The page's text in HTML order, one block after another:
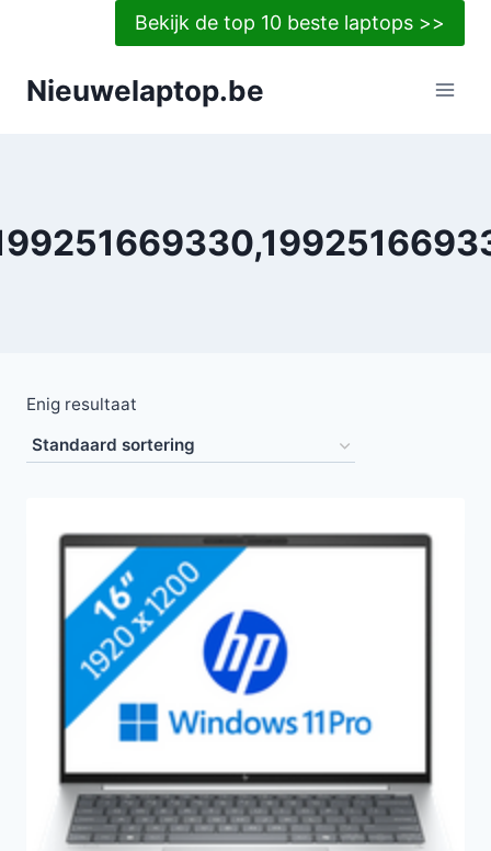
Bekijk de top 10 beste laptops >>
Nieuwelaptop.be
Enig resultaat